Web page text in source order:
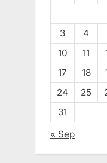
3
4
10
11
17
18
24
25
31
« Sep